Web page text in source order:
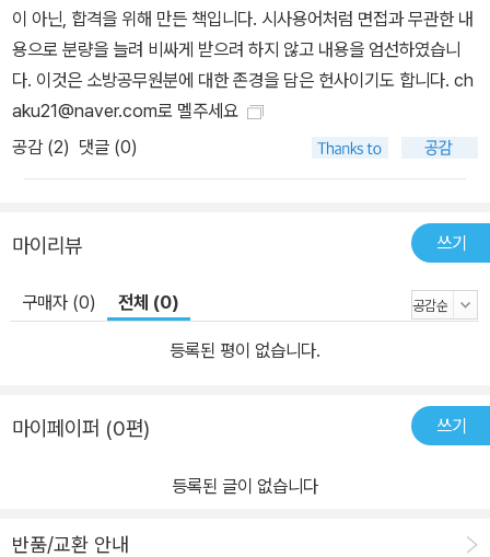
+실전모의고사 • 2020 EBS 와우패스JOB 국민건강보험공단 봉투
모의고사 • 2020 EBS 와우패스JOB 고졸채용 통합마스터 NCS
직업기초능력/직무수행능력/직무적성검사/실전모의고사 • 2020 상
반기 채용대비 EBS 와우패스JOB NCS 통합마스터 직업기초능력
평가+직무수행능력평가 • 2020 EBS 와우패스 JOB 은행필기시험
2019 EBS 와우패스JOB 우리은행 기출유형분석+실전모의고사 •
2019 하반기 EBS 와우패스JOB 고졸채용 통합마스터 • 2019 EB
S 와우패스JOB NCS 통합마스터 직업기초능력평가+직무수행능력
평가 • 2019 EBS 와우패스JOB 은행필기시험 통합마스터 • 2019
EBS 와우패스JOB 공기업대비 NCS 통합마스터 직업기초능력평가
2019 EBS 와우패스JOB 공기업 은행권 대기업 고졸채용 통합마스
터 • 2021 와우패스JOB NCS 통합마스터 직업기초능력평가+직무
수행능력평가 • 2019 와우패스JOB NH농협은행 6급 직무능력평
스JOB 은행권 필기시험 통합마스터 • 와우패스JOB NCS 통합마스
이 아닌, 합격을 위해 만든 책입니다. 시사용어처럼 면접과 무관한 내
용으로 분량을 늘려 비싸게 받으려 하지 않고 내용을 엄선하였습니
다. 이것은 소방공무원분에 대한 존경을 담은 헌사이기도 합니다. ch
aku21@naver.com로 멜주세요
공감 (2) 댓글 (0)
마이리뷰 쓰기
구매자 (0) 전체 (0)
등록된 평이 없습니다.
마이페이퍼 (0편) 쓰기
등록된 글이 없습니다
반품/교환 안내